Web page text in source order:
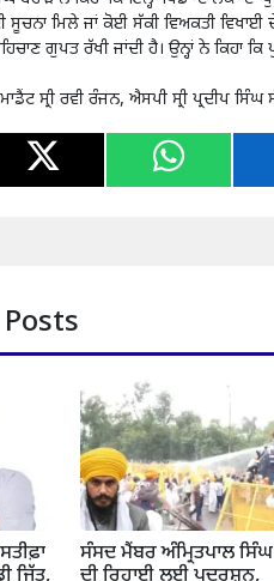
ਸੂਚਨਾ ਮਿਲੇ ਜਾਂ ਕੋਈ ਸੱਕੀ ਵਿਅਕਤੀ ਵਿਖਾਈ
ਗੁਪਤ ਰੱਖੀ ਜਾਂਦੀ ਹੈ। ਉਨ੍ਹਾਂ ਨੇ
ਸ੍ਰੀ ਰਵੀ ਰੰਜਨ, ਐਸਪੀ ਸ੍ਰੀ ਪ੍ਰਦੀਪ
ਸੰਸਦ ਮੈਂਬਰ ਅੰਮ੍ਰਿਤਪਾਲ ਸਿੰਘ